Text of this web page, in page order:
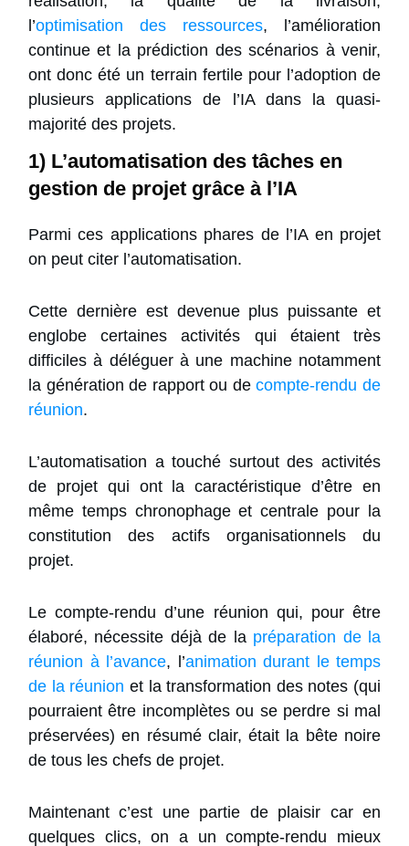
l’optimisation des ressources, l’amélioration
continue et la prédiction des scénarios à venir,
ont donc été un terrain fertile pour l’adoption de
plusieurs applications de l’IA dans la quasi-
majorité des projets.
1) L’automatisation des tâches en
gestion de projet grâce à l’IA
Parmi ces applications phares de l’IA en projet
on peut citer l’automatisation.
Cette dernière est devenue plus puissante et
englobe certaines activités qui étaient très
difficiles à déléguer à une machine notamment
la génération de rapport ou decompte-rendu de
réunion.
L’automatisation a touché surtout des activités
de projet qui ont la caractéristique d’être en
même temps chronophage et centrale pour la
constitution des actifs organisationnels du
projet.
Le compte-rendu d’une réunion qui, pour être
élaboré, nécessite déjà de la préparation de la
réunion à l’avance, l’animation durant le temps
de la réunion et la transformation des notes (qui
pourraient être incomplètes ou se perdre si mal
préservées) en résumé clair, était la bête noire
de tous les chefs de projet.
Maintenant c’est une partie de plaisir car en
quelques clics, on a un compte-rendu mieux